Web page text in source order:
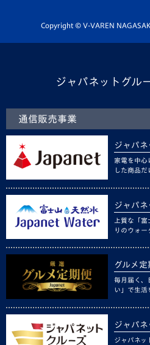
ホームタウン活動
Copyright © V-VAREN
ジャパネットグル
通信販売事業
ジャパ
家電を中心
した商品だ
ジャパ
上質な「
りのウォー
グルメ定
毎月届く、
い」で生活
ジャパ
ジャパネッ